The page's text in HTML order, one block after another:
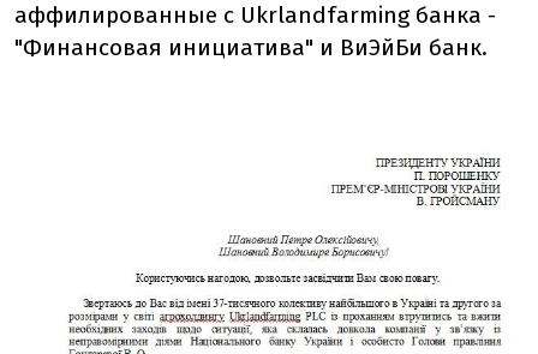
аффилированные с Ukrlandfarming банка -
"Финансовая инициатива" и ВиЭйБи банк.